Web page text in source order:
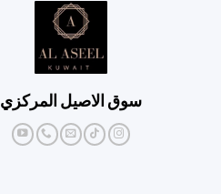
سوق الاصيل المركزي